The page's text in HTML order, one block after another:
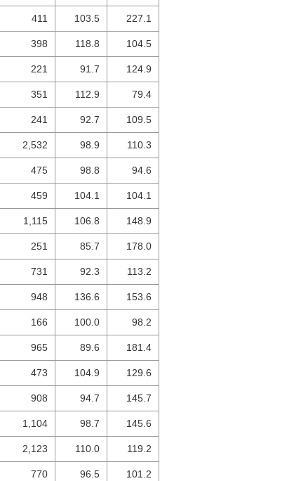
411 103.5 227.1
398 118.8 104.5
221 91.7 124.9
351 112.9 79.4
241 92.7 109.5
2,532 98.9 110.3
475 98.8 94.6
459 104.1 104.1
1,115 106.8 148.9
251 85.7 178.0
731 92.3 113.2
948 136.6 153.6
166 100.0 98.2
965 89.6 181.4
473 104.9 129.6
908 94.7 145.7
1,104 98.7 145.6
2,123 110.0 119.2
770 96.5 101.2